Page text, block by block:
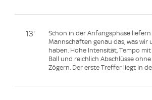
13'
Schon in der Anfangsphase
Mannschaften genau das, was wir
haben. Hohe Intensität, Tempo
Ball und reichlich Abschlüsse
Zögern. Der erste Treffer liegt in